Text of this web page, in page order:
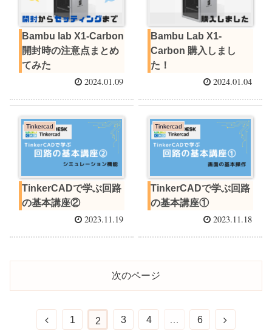
Bambu lab X1-Carbon
開封時の注意点まとめ
てみた
2024.01.09
Bambu Lab X1-
Carbon 購入しまし
た！
2024.01.04
Tinkercad
TinkerCADで学ぶ回路
の基本講座②
2023.11.19
Tinkercad
TinkerCADで学ぶ回路
の基本講座①
2023.11.18
次のページ
1 2 3 4 … 6